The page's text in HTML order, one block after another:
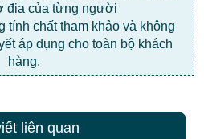
địa của từng người
tính chất tham khảo và không
áp dụng cho toàn bộ khách
hàng.
liên quan